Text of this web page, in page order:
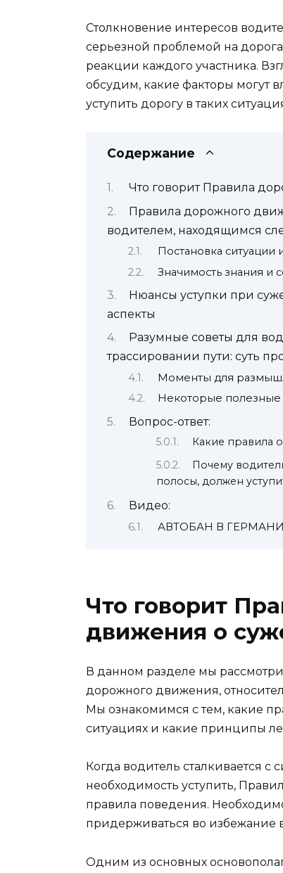
Столкновение интересов
серьезной проблемой на
реакции каждого участника.
обсудим, какие факторы могут
уступить дорогу в таких
Содержание
Что говорит Правила
Правила дорожного
водителем, находящимся
Постановка ситуации
Значимость знания и
Нюансы уступки при
аспекты
Разумные советы для
трассировании пути: суть
Моменты для
Некоторые
Вопрос-ответ:
Какие правила
Почему
полосы, должен
Видео:
АВТОБАН В
Что говорит
движения о
В данном разделе мы
дорожного движения,
Мы ознакомимся с тем, какие
ситуациях и какие принципы
Когда водитель сталкивается с
необходимость уступить,
правила поведения.
придерживаться во избежание
Одним из основных